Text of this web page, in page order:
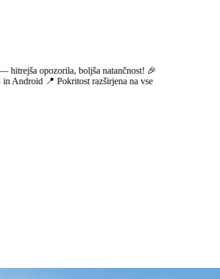
opozorila, boljša natančnost!🎉
📍 Pokritost razširjena na vse